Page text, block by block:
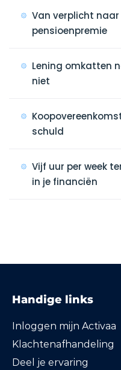
Van verplicht
pensioenpremie
Lening omkatten
niet
schuld
Vijf uur per week
in je financiën
Handige links
Inloggen mijn Activaa
Klachtenafhandeling
Deel je ervaring